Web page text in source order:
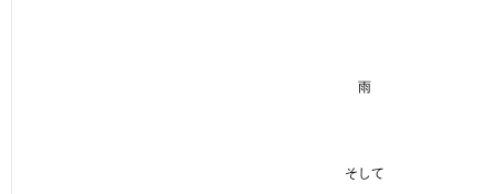
雨
そして